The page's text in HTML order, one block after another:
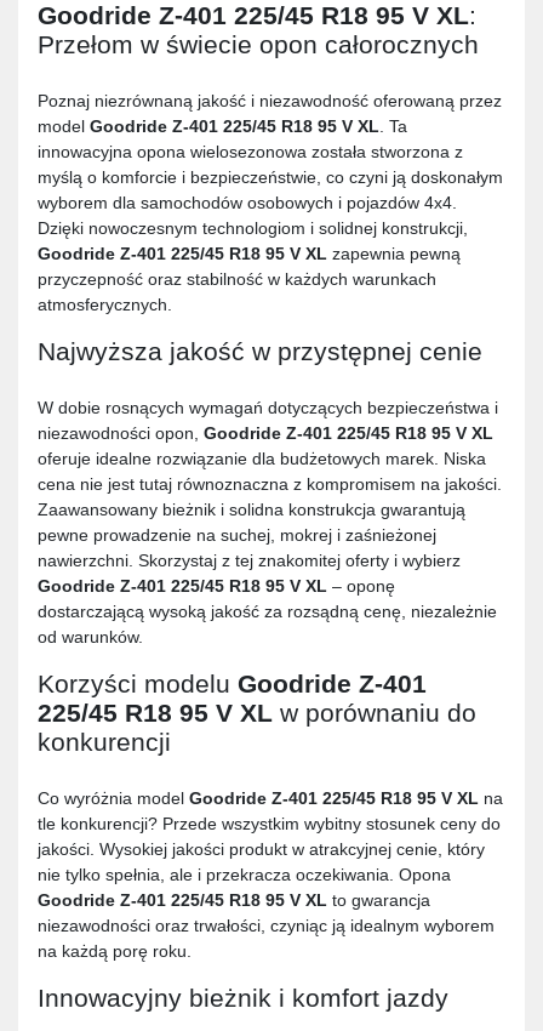
Goodride Z-401 225/45 R18 95 V XL:
Przełom w świecie opon całorocznych
Poznaj niezrównaną jakość i niezawodność oferowaną przez
model Goodride Z-401 225/45 R18 95 V XL. Ta
innowacyjna opona wielosezonowa została stworzona z
myślą o komforcie i bezpieczeństwie, co czyni ją doskonałym
wyborem dla samochodów osobowych i pojazdów 4x4.
Dzięki nowoczesnym technologiom i solidnej konstrukcji,
Goodride Z-401 225/45 R18 95 V XL zapewnia pewną
przyczepność oraz stabilność w każdych warunkach
atmosferycznych.
Najwyższa jakość w przystępnej cenie
W dobie rosnących wymagań dotyczących bezpieczeństwa i
niezawodności opon, Goodride Z-401 225/45 R18 95 V XL
oferuje idealne rozwiązanie dla budżetowych marek. Niska
cena nie jest tutaj równoznaczna z kompromisem na jakości.
Zaawansowany bieżnik i solidna konstrukcja gwarantują
pewne prowadzenie na suchej, mokrej i zaśnieżonej
nawierzchni. Skorzystaj z tej znakomitej oferty i wybierz
Goodride Z-401 225/45 R18 95 V XL – oponę
dostarczającą wysoką jakość za rozsądną cenę, niezależnie
od warunków.
Korzyści modelu Goodride Z-401
225/45 R18 95 V XL w porównaniu do
konkurencji
Co wyróżnia model Goodride Z-401 225/45 R18 95 V XL na
tle konkurencji? Przede wszystkim wybitny stosunek ceny do
jakości. Wysokiej jakości produkt w atrakcyjnej cenie, który
nie tylko spełnia, ale i przekracza oczekiwania. Opona
Goodride Z-401 225/45 R18 95 V XL to gwarancja
niezawodności oraz trwałości, czyniąc ją idealnym wyborem
na każdą porę roku.
Innowacyjny bieżnik i komfort jazdy